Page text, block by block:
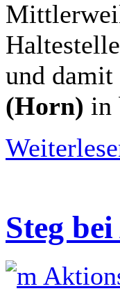
und
(Horn) in
Steg